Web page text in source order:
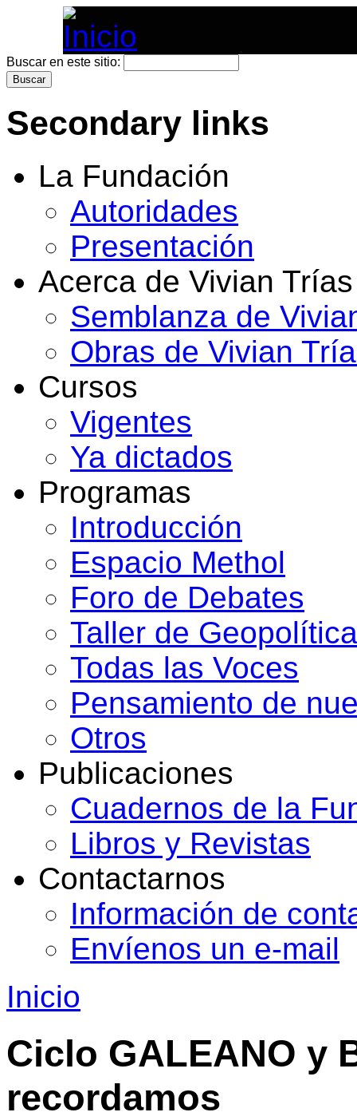
Buscar en este sitio:
Secondary links
La Fundación
Autoridades
Presentación
Acerca de Vivian Trías
Semblanza de
Obras de Vivian
Cursos
Vigentes
Ya dictados
Programas
Introducción
Espacio Methol
Foro de Debates
Taller de Geopolítica
Todas las Voces
Pensamiento de
Otros
Publicaciones
Cuadernos de la
Libros y Revistas
Contactarnos
Información de
Envíenos un e-mail
Inicio
Ciclo GALEANO y
recordamos